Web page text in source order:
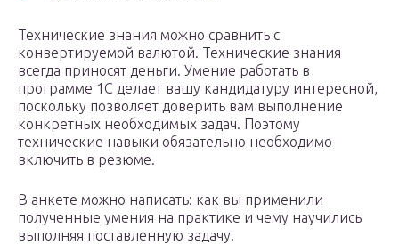
Технические знания можно сравнить с
конвертируемой валютой. Технические знания
всегда приносят деньги. Умение работать в
программе 1С делает вашу кандидатуру интересной,
поскольку позволяет доверить вам выполнение
конкретных необходимых задач. Поэтому
технические навыки обязательно необходимо
включить в резюме.
В анкете можно написать: как вы применили
полученные умения на практике и чему научились
выполняя поставленную задачу.